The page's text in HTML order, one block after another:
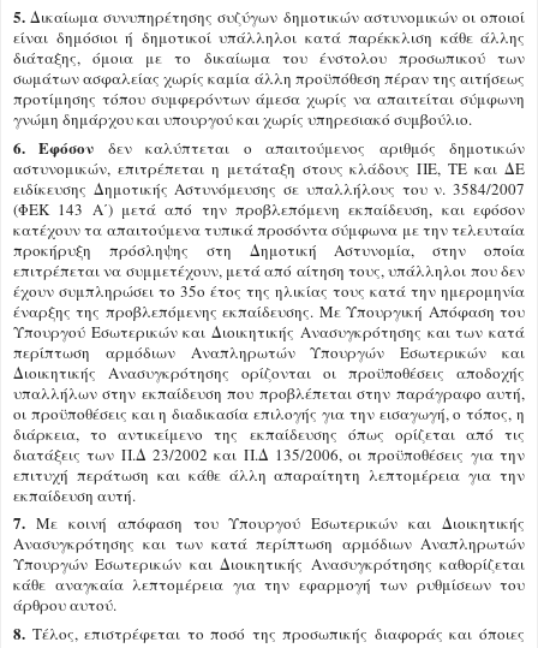
5. Δικαίωμα συνυπηρέτησης συζύγων δημοτικών αστυνομικών οι οποιοί
είναι δημόσιοι ή δημοτικοί υπάλληλοι κατά παρέκκλιση κάθε άλλης
διάταξης, όμοια με το δικαίωμα του ένστολου προσωπικού των
σωμάτων ασφαλείας χωρίς καμία άλλη προϋπόθεση πέραν της αιτήσεως
προτίμησης τόπου συμφερόντων άμεσα χωρίς να απαιτείται σύμφωνη
γνώμη δημάρχου και υπουργού και χωρίς υπηρεσιακό συμβούλιο.
6. Εφόσον δεν καλύπτεται ο απαιτούμενος αριθμός δημοτικών
αστυνομικών, επιτρέπεται η μετάταξη στους κλάδους ΠΕ, ΤΕ και ΔΕ
ειδίκευσης Δημοτικής Αστυνόμευσης σε υπαλλήλους του ν. 3584/2007
(ΦΕΚ 143 Α΄) μετά από την προβλεπόμενη εκπαίδευση, και εφόσον
κατέχουν τα απαιτούμενα τυπικά προσόντα σύμφωνα με την τελευταία
προκήρυξη πρόσληψης στη Δημοτική Αστυνομία, στην οποία
επιτρέπεται να συμμετέχουν, μετά από αίτηση τους, υπάλληλοι που δεν
έχουν συμπληρώσει το 35ο έτος της ηλικίας τους κατά την ημερομηνία
έναρξης της προβλεπόμενης εκπαίδευσης. Με Υπουργική Απόφαση του
Υπουργού Εσωτερικών και Διοικητικής Ανασυγκρότησης και των κατά
περίπτωση αρμόδιων Αναπληρωτών Υπουργών Εσωτερικών και
Διοικητικής Ανασυγκρότησης ορίζονται οι προϋποθέσεις αποδοχής
υπαλλήλων στην εκπαίδευση που προβλέπεται στην παράγραφο αυτή,
οι προϋποθέσεις και η διαδικασία επιλογής για την εισαγωγή, ο τόπος, η
διάρκεια, το αντικείμενο της εκπαίδευσης όπως ορίζεται από τις
διατάξεις των Π.Δ 23/2002 και Π.Δ 135/2006, οι προϋποθέσεις για την
επιτυχή περάτωση και κάθε άλλη απαραίτητη λεπτομέρεια για την
εκπαίδευση αυτή.
7. Με κοινή απόφαση του Υπουργού Εσωτερικών και Διοικητικής
Ανασυγκρότησης και των κατά περίπτωση αρμόδιων Αναπληρωτών
Υπουργών Εσωτερικών και Διοικητικής Ανασυγκρότησης καθορίζεται
κάθε αναγκαία λεπτομέρεια για την εφαρμογή των ρυθμίσεων του
άρθρου αυτού.
8. Τέλος, επιστρέφεται το ποσό της προσωπικής διαφοράς και όποιες